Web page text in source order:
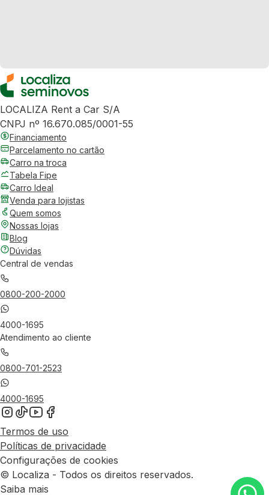
LOCALIZA Rent a Car S/A
CNPJ nº 16.670.085/0001-55
Financiamento
Parcelamento no cartão
Carro na troca
Tabela Fipe
Carro Ideal
Venda para lojistas
Quem somos
Nossas lojas
Blog
Dúvidas
Central de vendas
0800-200-2000
4000-1695
Atendimento ao cliente
0800-701-2523
4000-1695
Termos de uso
Políticas de privacidade
Configurações de cookies
© Localiza - Todos os direitos reservados.
Saiba mais